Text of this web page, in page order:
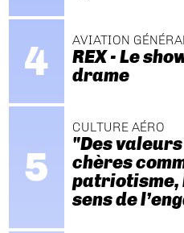
AVIATION
REX - Le
drame
CULTURE AÉRO
"Des
chères
patriotisme,
sens de